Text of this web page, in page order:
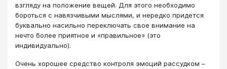
взгляду на положение вещей. Для этого необходимо
бороться с навязчивыми мыслями, и нередко придется
буквально насильно переключать свое внимание на
нечто более приятное и «правильное» (это
индивидуально).
Очень хорошее средство контроля эмоций рассудком –